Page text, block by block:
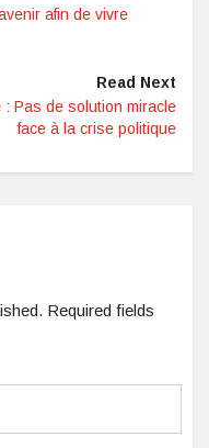
afin de vivre
Read Next
Pas de solution miracle
face à la crise politique
Required fields